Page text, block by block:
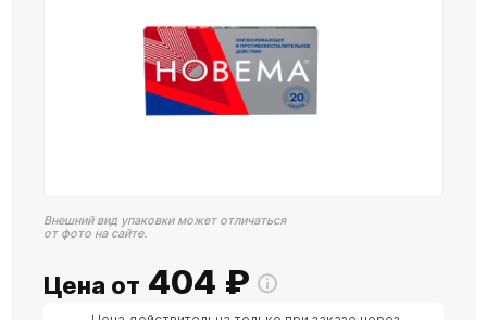
Внешний вид упаковки может отличаться
от фото на сайте.
Цена от 404 ₽